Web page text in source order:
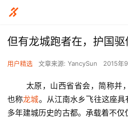
但有龙城跑者在，护国驱
用户精选 文章来源: YancySun 2015年
太原，山西省省会，简称并，
也称龙城。从江南水乡飞往这座
多年建城历史的古都。承载着不